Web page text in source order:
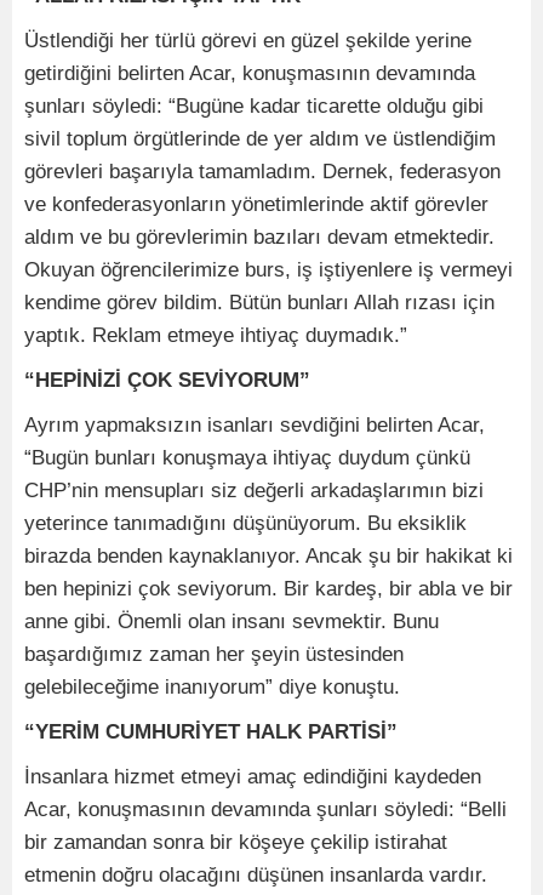
Üstlendiği her türlü görevi en güzel şekilde yerine
getirdiğini belirten Acar, konuşmasının devamında
şunları söyledi: “Bugüne kadar ticarette olduğu gibi
sivil toplum örgütlerinde de yer aldım ve üstlendiğim
görevleri başarıyla tamamladım. Dernek, federasyon
ve konfederasyonların yönetimlerinde aktif görevler
aldım ve bu görevlerimin bazıları devam etmektedir.
Okuyan öğrencilerimize burs, iş iştiyenlere iş vermeyi
kendime görev bildim. Bütün bunları Allah rızası için
yaptık. Reklam etmeye ihtiyaç duymadık.”
“HEPİNİZİ ÇOK SEVİYORUM”
Ayrım yapmaksızın isanları sevdiğini belirten Acar,
“Bugün bunları konuşmaya ihtiyaç duydum çünkü
CHP’nin mensupları siz değerli arkadaşlarımın bizi
yeterince tanımadığını düşünüyorum. Bu eksiklik
birazda benden kaynaklanıyor. Ancak şu bir hakikat ki
ben hepinizi çok seviyorum. Bir kardeş, bir abla ve bir
anne gibi. Önemli olan insanı sevmektir. Bunu
başardığımız zaman her şeyin üstesinden
gelebileceğime inanıyorum” diye konuştu.
“YERİM CUMHURİYET HALK PARTİSİ”
İnsanlara hizmet etmeyi amaç edindiğini kaydeden
Acar, konuşmasının devamında şunları söyledi: “Belli
bir zamandan sonra bir köşeye çekilip istirahat
etmenin doğru olacağını düşünen insanlarda vardır.